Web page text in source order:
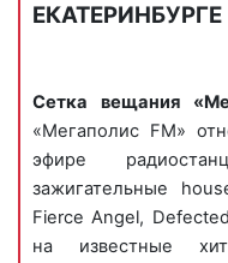
которых
логотип компании
«Ммм, Данон».
Пример
«Мегаполис FM»:
ЕКАТЕРИНБУРГЕ
Сетка вещания
«Мегаполис FM»
эфире
зажигательные
Fierce Angel,
на известные